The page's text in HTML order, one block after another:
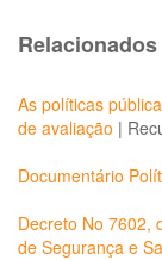
Relacionados
As políticas
de avaliação |
Documentário
Decreto No 7602,
de Segurança e